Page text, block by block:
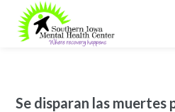
Se disparan las muertes